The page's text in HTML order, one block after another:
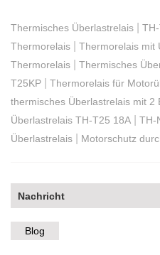
Thermisches Überlastrelais
Thermorelais
Thermorelais mit
Thermorelais
Thermisches
T25KP
Thermorelais für
thermisches Überlastrelais mit 2
Überlastrelais TH-T25 18A
TH-
Überlastrelais
Motorschutz
Nachricht
Blog